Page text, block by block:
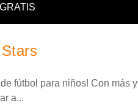
fútbol para niños! Con más y
a...